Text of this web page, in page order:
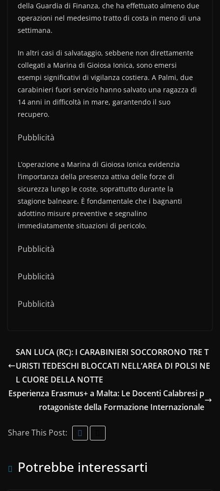
della Guardia di Finanza, che ha effettuato almeno due
operazioni nel medesimo tratto di costa in meno di una
settimana.
In altri casi di salvataggio, sebbene non direttamente
collegati a Marina di Gioiosa Ionica, sono emersi
esempi significativi di vigilanza costiera. A Palmi, due
carabinieri fuori servizio hanno salvato una ragazza di
14 anni in difficoltà in mare, garantendo il suo
recupero.
Pubblicità
L’operazione a Marina di Gioiosa Ionica evidenzia
l’importanza della presenza attiva delle forze di
sicurezza lungo le coste, soprattutto durante la
stagione balneare. È fondamentale che i bagnanti
adottino misure preventive e segnalino
immediatamente situazioni di pericolo.
Pubblicità
Pubblicità
Pubblicità
SAN LUCA (RC): I CARABINIERI SOCCORRONO TRE T
URISTI TEDESCHI BLOCCATI NELL’AREA DI POLSI NE
L CUORE DELLA NOTTE
Esperienza Erasmus+ a Malta: Le Docenti Calabresi p
rotagoniste della Formazione Internazionale
Share This Post:
Potrebbe interessarti